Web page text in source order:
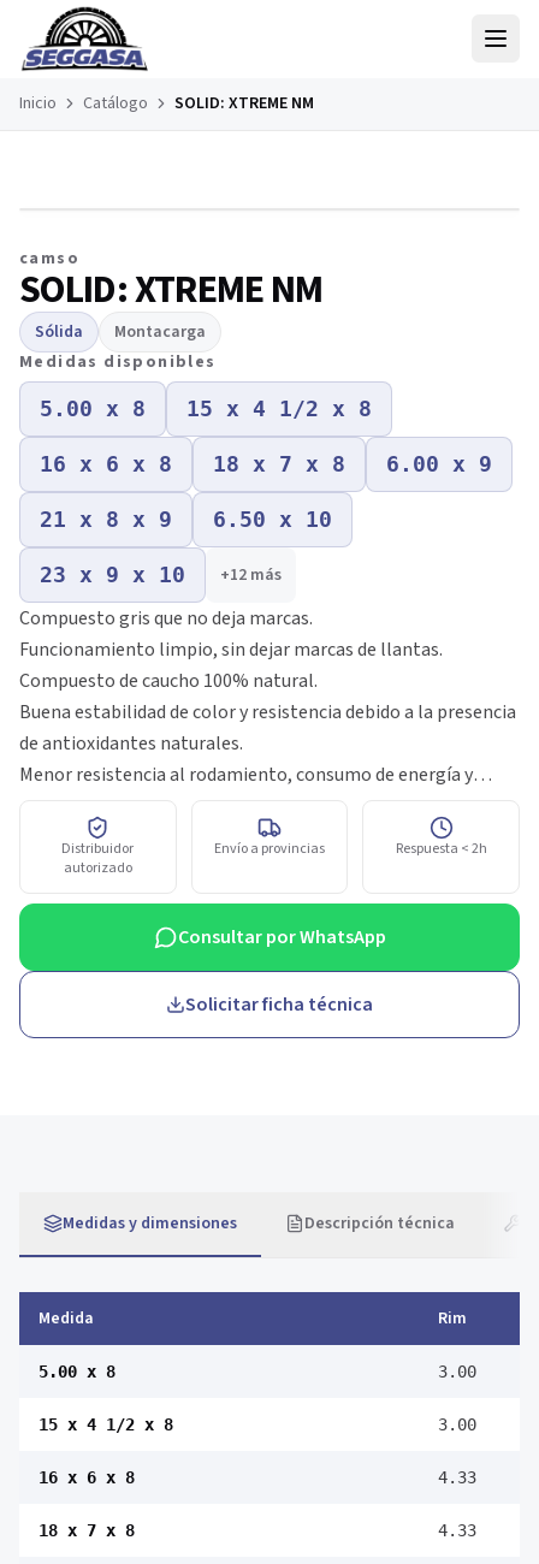
Inicio Catálogo SOLID: XTREME NM
camso
SOLID: XTREME NM
Sólida
Montacarga
Medidas disponibles
5.00 x 8 15 x 4 1/2 x 8
16 x 6 x 8 18 x 7 x 8 6.00 x 9
21 x 8 x 9 6.50 x 10
23 x 9 x 10 +12 más
Compuesto gris que no deja marcas.
Funcionamiento limpio, sin dejar marcas de llantas.
Compuesto de caucho 100% natural.
Buena estabilidad de color y resistencia debido a la presencia
de antioxidantes naturales.
Menor resistencia al rodamiento, consumo de energía y
Ideal para aplicaciones de accionamiento eléctrico.
Distribuidor
autorizado
Envío a provincias Respuesta < 2h
Consultar por WhatsApp
Solicitar ficha técnica
Medidas y dimensiones Descripción técnica
Medida Rim
5.00 x 8 3.00
15 x 4 1/2 x 8 3.00
16 x 6 x 8 4.33
18 x 7 x 8 4.33